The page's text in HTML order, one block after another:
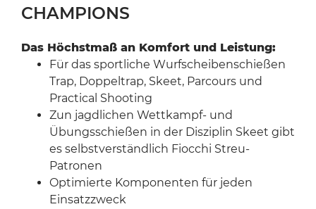
CHAMPIONS
Das Höchstmaß an Komfort und Leistung:
Für das sportliche Wurfscheibenschießen
Trap, Doppeltrap, Skeet, Parcours und
Practical Shooting
Zun jagdlichen Wettkampf- und
Übungsschießen in der Disziplin Skeet gibt
es selbstverständlich Fiocchi Streu-
Patronen
Optimierte Komponenten für jeden
Einsatzzweck